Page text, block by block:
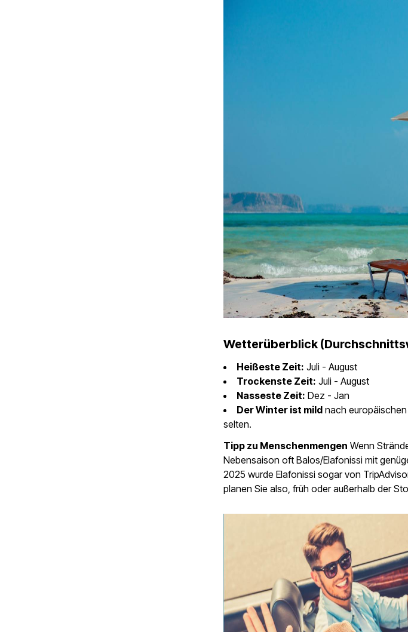
Wetterüberblick
Heißeste Zeit: Juli - August
Trockenste Zeit: Juli - August
Nasseste Zeit: Dez - Jan
Der Winter ist mild nach
selten.
Tipp zu Menschenmengen Wenn
Nebensaison oft Balos/Elafonissi mit
2025 wurde Elafonissi sogar von
planen Sie also, früh oder außerhalb der